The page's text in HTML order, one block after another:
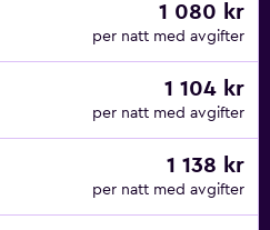
1 080 kr
per natt med avgifter
1 104 kr
per natt med avgifter
1 138 kr
per natt med avgifter